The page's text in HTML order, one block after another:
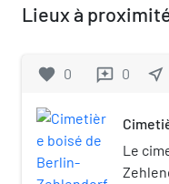
Lieux à
favorite 0 reviews 0 near_me
Le